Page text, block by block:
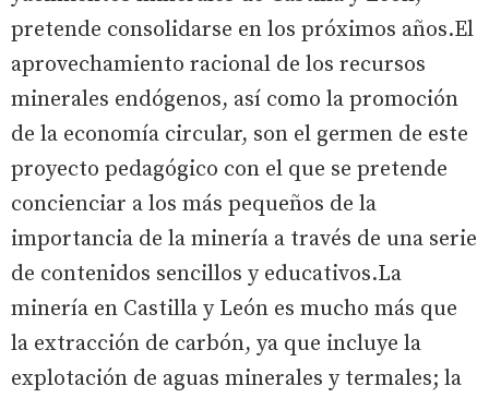
pretende consolidarse en los próximos años.El
aprovechamiento racional de los recursos
minerales endógenos, así como la promoción
de la economía circular, son el germen de este
proyecto pedagógico con el que se pretende
concienciar a los más pequeños de la
importancia de la minería a través de una serie
de contenidos sencillos y educativos.La
minería en Castilla y León es mucho más que
la extracción de carbón, ya que incluye la
explotación de aguas minerales y termales; la